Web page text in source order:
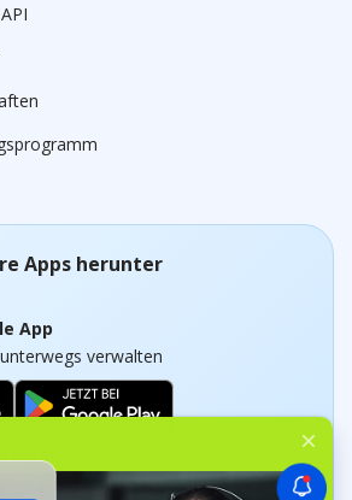
Apps herunter
App
verwalten
App
in Echtzeit verfolgen